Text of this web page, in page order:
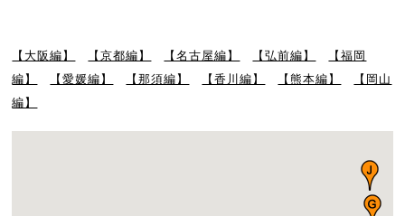
【大阪編】 【京都編】 【名古屋編】 【弘前編】
【福岡
編】
【愛媛編】 【那須編】 【香川編】 【熊本編】
【岡山
編】